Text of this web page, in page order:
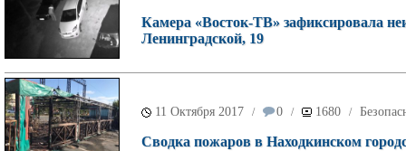
Камера «Восток-ТВ» зафиксировала
Ленинградской, 19
11 Октября 2017 / 0 / 1680 /
Сводка пожаров в Находкинском